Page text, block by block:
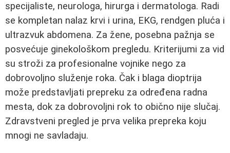
specijaliste, neurologa, hirurga i dermatologa. Radi
se kompletan nalaz krvi i urina, EKG, rendgen pluća i
ultrazvuk abdomena. Za žene, posebna pažnja se
posvećuje ginekološkom pregledu. Kriterijumi za vid
su stroži za profesionalne vojnike nego za
dobrovoljno služenje roka. Čak i blaga dioptrija
može predstavljati prepreku za određena radna
mesta, dok za dobrovoljni rok to obično nije slučaj.
Zdravstveni pregled je prva velika prepreka koju
mnogi ne savladaju.